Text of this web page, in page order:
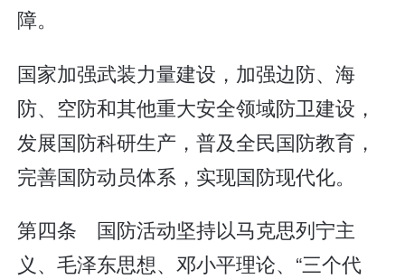
障。
国家加强武装力量建设，加强边防、海
防、空防和其他重大安全领域防卫建设，
发展国防科研生产，普及全民国防教育，
完善国防动员体系，实现国防现代化。
第四条 国防活动坚持以马克思列宁主
义、毛泽东思想、邓小平理论、“三个代